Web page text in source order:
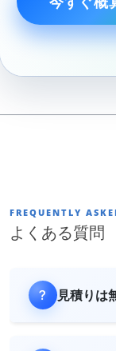
FREQUENTLY
よくある質問
見積りは